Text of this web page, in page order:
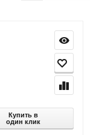
Купить в
один клик